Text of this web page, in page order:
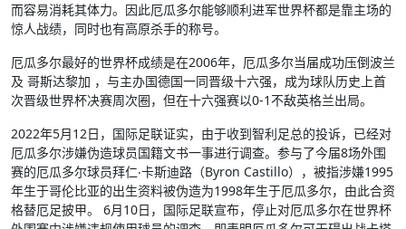
而容易消耗其体力。因此厄瓜多尔能够顺利进军世界杯都是靠主场的
惊人战绩，同时也有高原杀手的称号。
厄瓜多尔最好的世界杯成绩是在2006年，厄瓜多尔当届成功压倒波兰
及 哥斯达黎加 ，与主办国德国一同晋级十六强，成为球队历史上首
次晋级世界杯决赛周次圈，但在十六强赛以0-1不敌英格兰出局。
2022年5月12日，国际足联证实，由于收到智利足总的投诉，已经对
厄瓜多尔涉嫌伪造球员国籍文书一事进行调查。参与了今届8场外围
赛的厄瓜多尔球员拜仁‧卡斯迪路（Byron Castillo），被指涉嫌1995
年生于哥伦比亚的出生资料被伪造为1998年生于厄瓜多尔，由此合资
格替厄足披甲。 6月10日，国际足联宣布，停止对厄瓜多尔在世界杯